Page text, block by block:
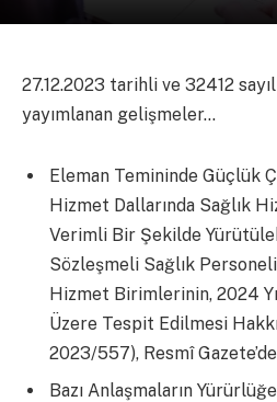
27.12.2023 tarihli ve 32412
yayımlanan gelişmeler…
Eleman Temininde Güçlük
Hizmet Dallarında Sağlık
Verimli Bir Şekilde
Sözleşmeli Sağlık
Hizmet Birimlerinin, 2024
Üzere Tespit Edilmesi
2023/557), Resmî Gazete’de
Bazı Anlaşmaların